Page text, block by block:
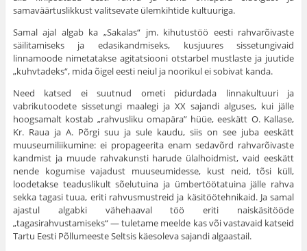
samaväärtuslikkust valitsevate ülemkihtide kultuuriga.
Samal ajal algab ka „Sakalas“ jm. kihutustöö eesti rahvarõivaste
säilitamiseks ja edasikandmiseks, kusjuures sissetungi­vaid
linnamoode nimetatakse agitatsiooni otstarbel mustlaste ja juutide
„kuhvtadeks“, mida õigel eesti neiul ja noorikul ei sobivat kanda.
Need katsed ei suutnud ometi pidurdada linnakultuuri ja
vabrikutoodete sissetungi maalegi ja XX sajandi alguses, kui jälle
hoogsamalt kostab „rahvusliku omapära” hüüe, eeskätt O. Kallase,
Kr. Raua ja A. Põrgi suu ja sule kaudu, siis on see juba eeskätt
muuseumiliikumine: ei propageerita enam sedavõrd rahvarõivaste
kandmist ja muude rahvakunsti harude ülalhoidmist, vaid eeskätt
nende kogumise vajadust muuseumidesse, kust neid, tõsi küll,
loodetakse teaduslikult sõelutuina ja ümbertöötatuina jälle rahva
sekka tagasi tuua, eriti rahvusmustreid ja käsitöötehnikaid. Ja samal
ajastul algabki vähehaaval töö eriti naiskäsitööde
„tagasirahvustamiseks“ — tuletame meelde kas või vastavaid katseid
Tartu Eesti Põllumeeste Seltsis käesoleva sa­jandi algaastail.